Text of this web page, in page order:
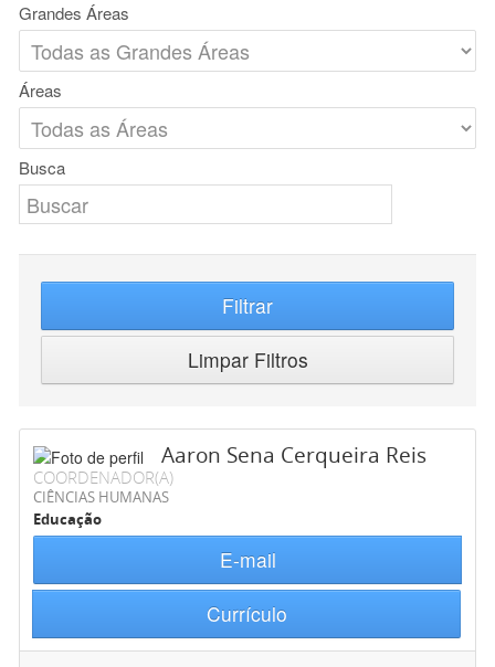
Grandes Áreas
Áreas
Busca
Filtrar
Limpar Filtros
Aaron Sena Cerqueira Reis
COORDENADOR(A)
CIÊNCIAS HUMANAS
Educação
E-mail
Currículo